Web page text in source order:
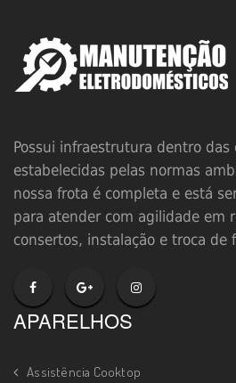
Possui infraestrutura dentro das
estabelecidas pelas normas
nossa frota é completa e está
para atender com agilidade em
consertos, instalação e troca de
APARELHOS
Assistência Cooktop